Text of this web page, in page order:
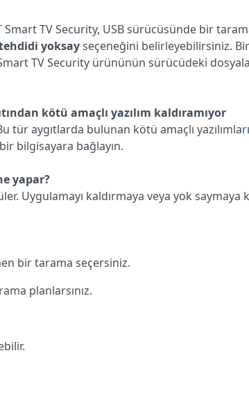
Smart TV Security, USB sürücüsünde bir
yoksayseçeneğini belirleyebilirsiniz. Bir
TV Security ürününün sürücüdeki
kötü amaçlı yazılım kaldıramıyor
tür aygıtlarda bulunan kötü amaçlı yazılımları
bilgisayara bağlayın.
yapar?
Uygulamayı kaldırmaya veya yok saymaya
bir tarama seçersiniz.
planlarsınız.